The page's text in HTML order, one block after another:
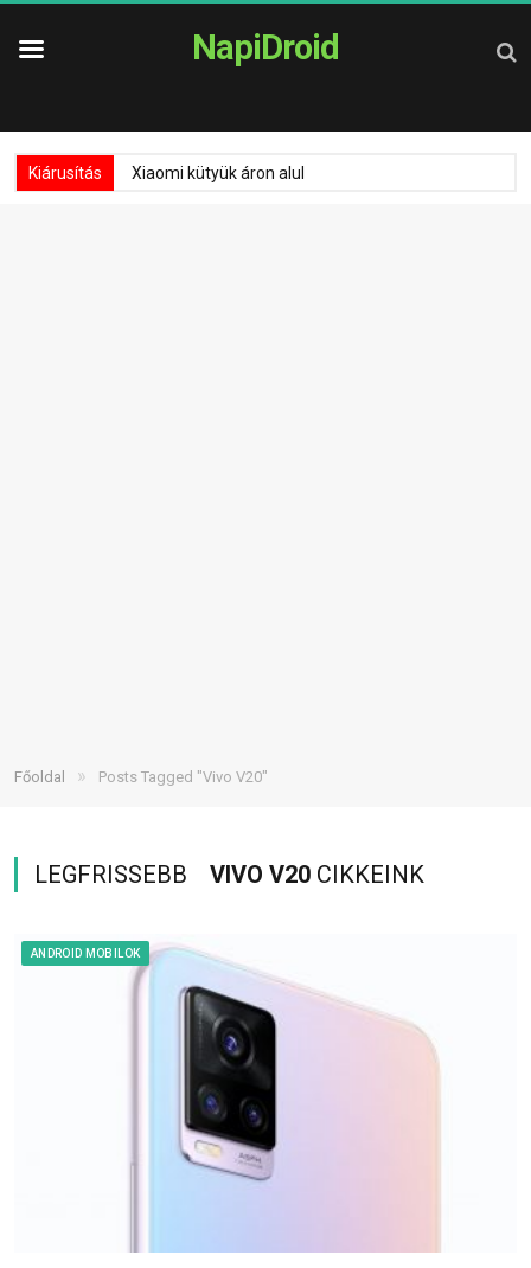
NapiDroid
Kiárusítás Xiaomi kütyük áron alul
Főoldal » Posts Tagged "Vivo V20"
LEGFRISSEBB VIVO V20 CIKKEINK
ANDROID MOBILOK